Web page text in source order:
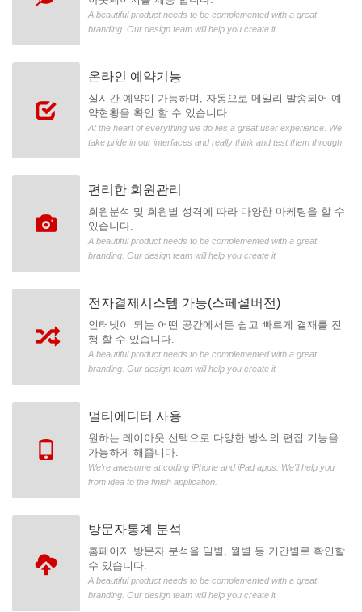
A beautiful product needs to be complemented with a great
branding. Our design team will help you create it
온라인 예약기능
실시간 예약이 가능하며, 자동으로 메일리 발송되어 예
약현황을 확인 할 수 있습니다.
At the heart of everything we do lies a great user experience. We
take pride in our interfaces and really think and test them through
편리한 회원관리
회원분석 및 회원별 성격에 따라 다양한 마케팅을 할 수
있습니다.
A beautiful product needs to be complemented with a great
branding. Our design team will help you create it
전자결제시스템 가능(스페셜버전)
인터넷이 되는 어떤 공간에서든 쉽고 빠르게 결재를 진
행 할 수 있습니다.
A beautiful product needs to be complemented with a great
branding. Our design team will help you create it
멀티에디터 사용
원하는 레이아웃 선택으로 다양한 방식의 편집 기능을
가능하게 해줍니다.
We're awesome at coding iPhone and iPad apps. We'll help you
from idea to the finish application.
방문자통계 분석
홈페이지 방문자 분석을 일별, 월별 등 기간별로 확인할
수 있습니다.
A beautiful product needs to be complemented with a great
branding. Our design team will help you create it